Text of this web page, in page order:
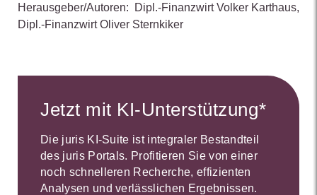
Herausgeber/Autoren:
Dipl.-Finanzwirt Volker Karthaus,
Dipl.-Finanzwirt Oliver Sternkiker
Jetzt mit KI-Unterstützung*
Die juris KI-Suite ist integraler Bestandteil
des juris Portals. Profitieren Sie von einer
noch schnelleren Recherche, effizienten
Analysen und verlässlichen Ergebnissen.